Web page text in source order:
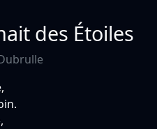
des Étoiles